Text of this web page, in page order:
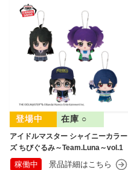
アイドルマスター シャイニーカラー
ズ ちびぐるみ～Team.Luna～vol.1
在庫 ○
稼働中